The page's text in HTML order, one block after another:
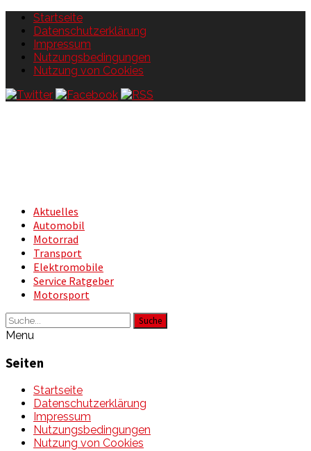
Startseite
Datenschutzerklärung
Impressum
Nutzungsbedingungen
Nutzung von Cookies
Aktuelles
Automobil
Motorrad
Transport
Elektromobile
Service Ratgeber
Motorsport
Suche
Menu
Seiten
Startseite
Datenschutzerklärung
Impressum
Nutzungsbedingungen
Nutzung von Cookies